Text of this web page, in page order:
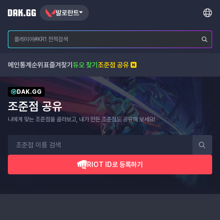
발로란트
메인통계순위표즐겨찾기듀오 찾기조준점 공유
DAK.GG
조준점 공유
나에게 맞는 조준점을 골라보고, 내가 만든 조준점도 공유해 보세요!
RIOT ID로 등록하기